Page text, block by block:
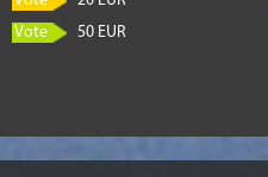
Vote
50 EUR